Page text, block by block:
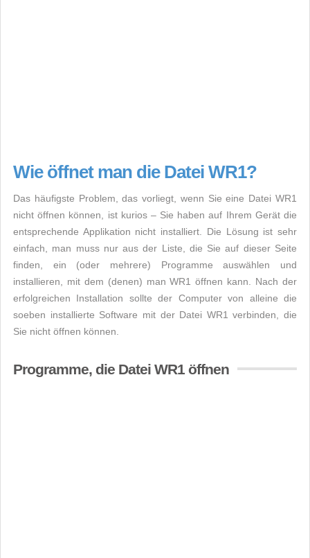
Wie öffnet man die Datei WR1?
Das häufigste Problem, das vorliegt, wenn Sie eine Datei WR1
nicht öffnen können, ist kurios – Sie haben auf Ihrem Gerät die
entsprechende Applikation nicht installiert. Die Lösung ist sehr
einfach, man muss nur aus der Liste, die Sie auf dieser Seite
finden, ein (oder mehrere) Programme auswählen und
installieren, mit dem (denen) man WR1 öffnen kann. Nach der
erfolgreichen Installation sollte der Computer von alleine die
soeben installierte Software mit der Datei WR1 verbinden, die
Sie nicht öffnen können.
Programme, die Datei WR1 öffnen